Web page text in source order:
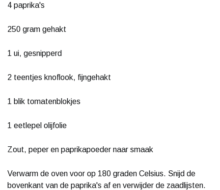
4 paprika's
250 gram gehakt
1 ui, gesnipperd
2 teentjes knoflook, fijngehakt
1 blik tomatenblokjes
1 eetlepel olijfolie
Zout, peper en paprikapoeder naar smaak
Verwarm de oven voor op 180 graden Celsius. Snijd de
bovenkant van de paprika's af en verwijder de zaadlijsten.